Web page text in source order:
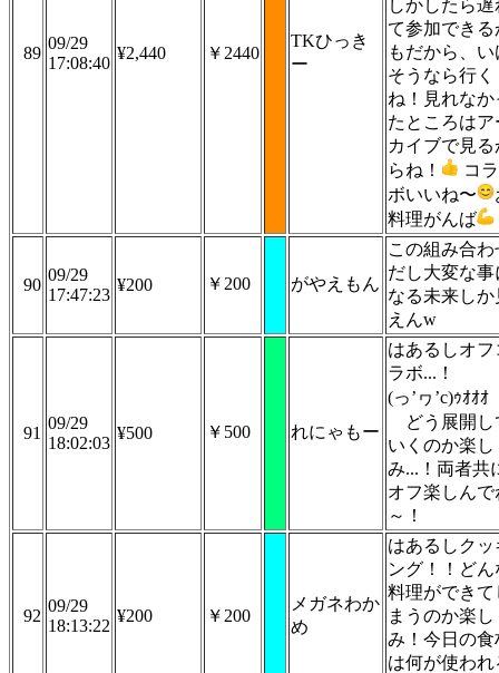
89
09/29
17:08:40
¥2,440 ￥2440
TKひっき
ー
しかしたら遅
て参加できる
もだから、い
そうなら行く
ね！見れなか
たところはア
カイブで見る
らね！
コラ
ボいいね〜
料理がんば
90
09/29
17:47:23
¥200 ￥200 がやえもん
この組み合わ
だし大変な事
なる未来しか
えんw
91
09/29
18:02:03
¥500 ￥500 れにゃもー
はあるしオフ
ラボ...！
(っ’ヮ’c)ｩｵｵｵ
どう展開し
いくのか楽し
み...！両者共
オフ楽しんで
～！
92
09/29
18:13:22
¥200 ￥200
メガネわか
め
はあるしクッ
ング！！どん
料理ができて
まうのか楽し
み！今日の食
は何が使われ